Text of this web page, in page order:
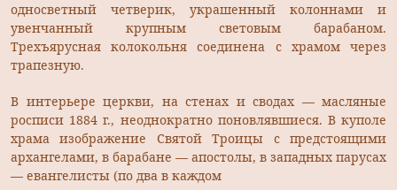
односветный четверик, украшенный колоннами и
увенчанный крупным световым барабаном.
Трехъярусная колокольня соединена с храмом через
трапезную.
В интерьере церкви, на стенах и сводах — масляные
росписи 1884 г., неоднократно поновлявшиеся. В куполе
храма изображение Святой Троицы с предстоящими
архангелами, в барабане — апостолы, в западных парусах
— евангелисты (по два в каждом